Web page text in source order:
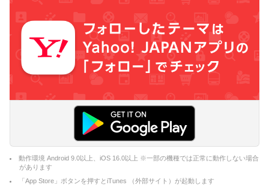
動作環境 Android 9.0以上、iOS 16.0以上 ※一部の機種では正常に動作しない場合
があります
「App Store」ボタンを押すとiTunes （外部サイト）が起動します